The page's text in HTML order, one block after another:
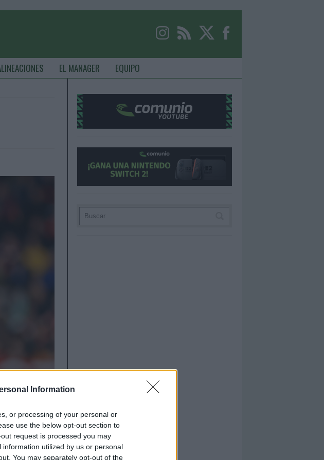
Information
or processing of your personal or
use the below opt-out section to
request is processed you may
utilized by us or personal
You may separately opt-out of the
EL MANAGER EQUIPO
noviembre